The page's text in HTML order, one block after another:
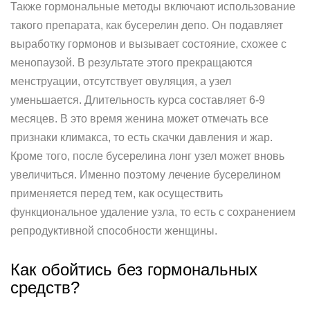
Также гормональные методы включают использование
такого препарата, как бусерелин депо. Он подавляет
выработку гормонов и вызывает состояние, схожее с
менопаузой. В результате этого прекращаются
менструации, отсутствует овуляция, а узел
уменьшается. Длительность курса составляет 6-9
месяцев. В это время женина может отмечать все
признаки климакса, то есть скачки давления и жар.
Кроме того, после бусерелина лонг узел может вновь
увеличиться. Именно поэтому лечение бусерелином
применяется перед тем, как осуществить
функциональное удаление узла, то есть с сохранением
репродуктивной способности женщины.
Как обойтись без гормональных
средств?